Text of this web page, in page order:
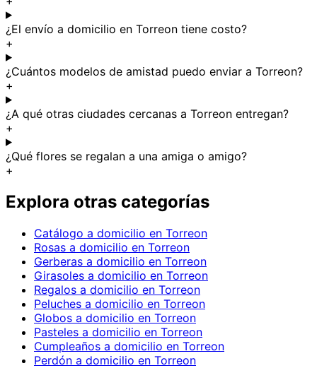
¿El envío a domicilio en Torreon tiene costo?
+
¿Cuántos modelos de amistad puedo enviar a Torreon?
+
¿A qué otras ciudades cercanas a Torreon entregan?
+
¿Qué flores se regalan a una amiga o amigo?
+
Explora otras categorías
Catálogo a domicilio en Torreon
Rosas a domicilio en Torreon
Gerberas a domicilio en Torreon
Girasoles a domicilio en Torreon
Regalos a domicilio en Torreon
Peluches a domicilio en Torreon
Globos a domicilio en Torreon
Pasteles a domicilio en Torreon
Cumpleaños a domicilio en Torreon
Perdón a domicilio en Torreon